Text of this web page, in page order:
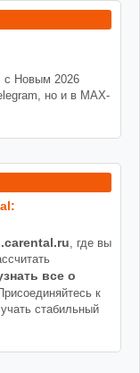
с Новым 2026
но и в MAX-
, где вы
все о
к
стабильный